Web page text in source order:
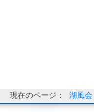
現在のページ： 湖風